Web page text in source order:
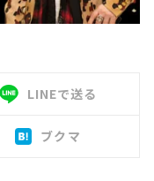
LINEで送る
ブクマ